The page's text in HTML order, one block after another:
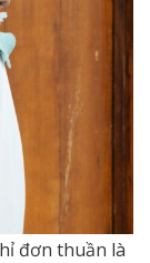
đơn thuần là